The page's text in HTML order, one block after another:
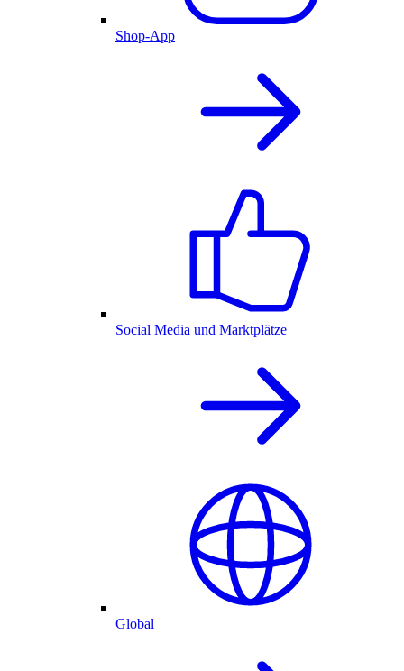
Shop-App
Social Media und Marktplätze
Global